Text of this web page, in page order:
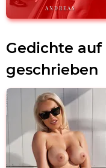
ANDREAS
Gedichte auf
geschrieben